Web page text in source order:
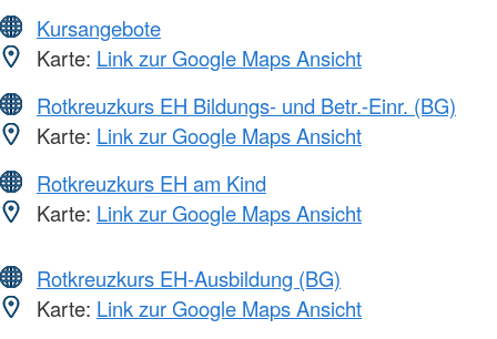
Kursangebote
Karte: Link zur Google Maps Ansicht
Rotkreuzkurs EH Bildungs- und Betr.-Einr. (BG)
Karte: Link zur Google Maps Ansicht
Rotkreuzkurs EH am Kind
Karte: Link zur Google Maps Ansicht
Rotkreuzkurs EH-Ausbildung (BG)
Karte: Link zur Google Maps Ansicht